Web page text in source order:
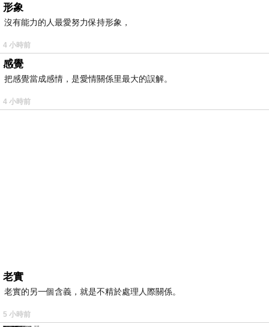
形象
沒有能力的人最愛努力保持形象，
4 小時前
感覺
把感覺當成感情，是愛情關係里最大的誤解。
4 小時前
老實
老實的另一個含義，就是不精於處理人際關係。
5 小時前